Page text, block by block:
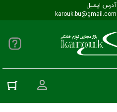
آدرس ایمیل
karouk.bu@gmail.com
ورود به